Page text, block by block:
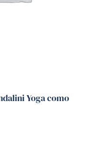
Yoga como